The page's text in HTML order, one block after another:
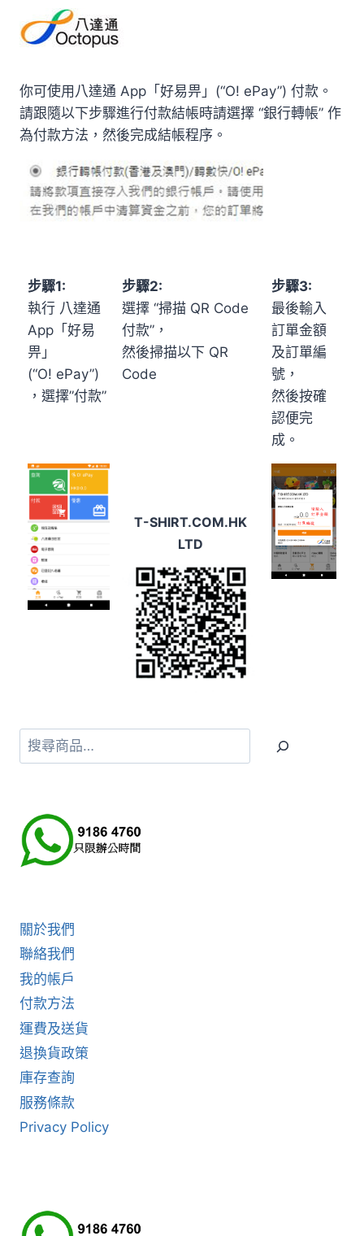
你可使用八達通 App「好易畀」(“O! ePay”) 付款。
請跟隨以下步驟進行付款結帳時請選擇 “銀行轉帳” 作
為付款方法，然後完成結帳程序。
步驟1:
執行 八達通
App「好易
畀」
(“O! ePay”)
，選擇”付款”
步驟2:
選擇 “掃描 QR Code
付款”，
然後掃描以下 QR
Code
步驟3:
最後輸入
訂單金額
及訂單編
號，
然後按確
認便完
成。
T-SHIRT.COM.HK
LTD
搜
尋
關於我們
聯絡我們
我的帳戶
付款方法
運費及送貨
退換貨政策
庫存查詢
服務條款
Privacy Policy